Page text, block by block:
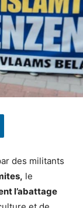
des militants
le
l’abattage